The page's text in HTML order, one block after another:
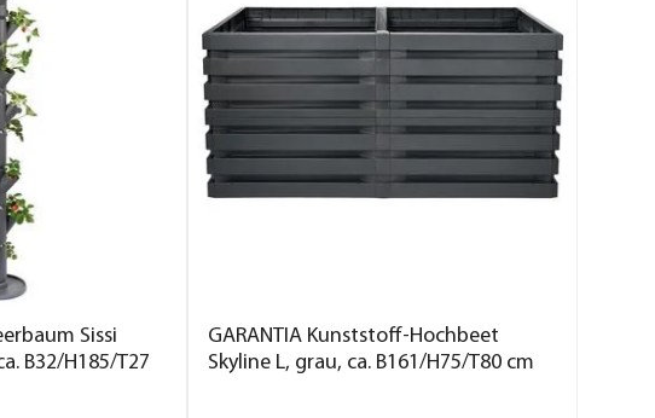
Sissi
B32/H185/T27
GARANTIA Kunststoff-Hochbeet
Skyline L, grau, ca. B161/H75/T80 cm